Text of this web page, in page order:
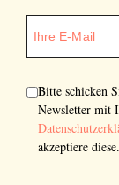
Bitte schicken
Newsletter mit
akzeptiere diese.